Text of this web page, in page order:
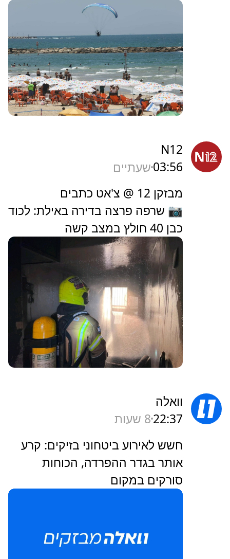
N12
03:56שעתיים
מבזקן 12 @ צ'אט כתבים
📷 שרפה פרצה בדירה באילת: לכוד
כבן 40 חולץ במצב קשה
וואלה
22:378 שעות
חשש לאירוע ביטחוני בזיקים: קרע
אותר בגדר ההפרדה, הכוחות
סורקים במקום